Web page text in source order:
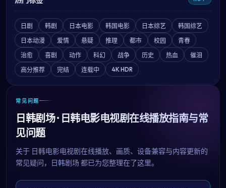
日剧 韩剧 日本电影 韩国电影 日本综艺
韩国综艺
日本动漫
爱情 悬疑 推理 都市 校园
青春
治愈
喜剧 动作 科幻 战争 历史 热血
催泪
高分推荐
完结 连载中 4K HDR
常见问题
日韩剧场 · 日韩电影电视剧在线播放指南与常
见问题
关于 日韩电影电视剧在线播放、画质、设备兼容与内容更新的
常见疑问，
日韩剧场 都已为您整理在了这里。